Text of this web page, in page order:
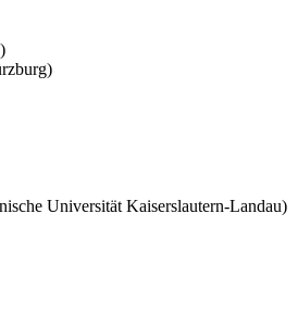
Universität Kaiserslautern-Landau)